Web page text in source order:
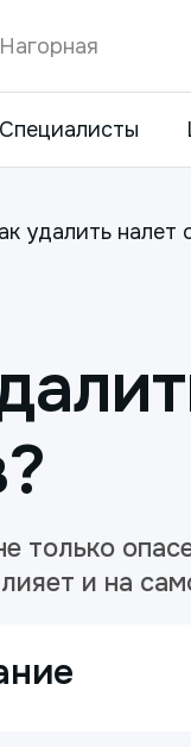
Нагорная
Специалисты
удалить налет
только
и на